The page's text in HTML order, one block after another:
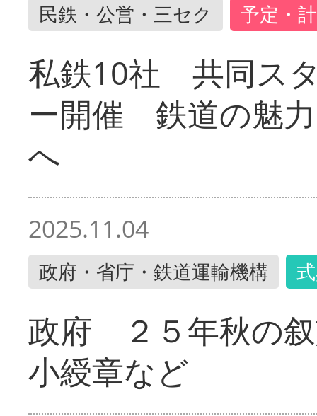
民鉄・公営・三セク 予定・
私鉄10社 共同ス
ー開催 鉄道の魅
へ
2025.11.04
政府・省庁・鉄道運輸機構
政府 ２５年秋の
小綬章など